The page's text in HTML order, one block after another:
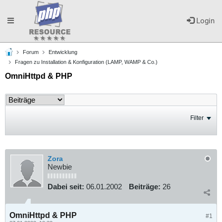
Login
Toggle
navigation
Forum
Entwicklung
Fragen zu Installation & Konfiguration (LAMP, WAMP & Co.)
OmniHttpd & PHP
Filter
Zora
Newbie
Dabei seit: 06.01.2002 Beiträge: 26
#1
OmniHttpd & PHP